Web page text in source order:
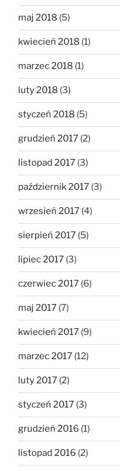
maj 2018 (5)
kwiecień 2018 (1)
marzec 2018 (1)
luty 2018 (3)
styczeń 2018 (5)
grudzień 2017 (2)
listopad 2017 (3)
październik 2017 (3)
wrzesień 2017 (4)
sierpień 2017 (5)
lipiec 2017 (3)
czerwiec 2017 (6)
maj 2017 (7)
kwiecień 2017 (9)
marzec 2017 (12)
luty 2017 (2)
styczeń 2017 (3)
grudzień 2016 (1)
listopad 2016 (2)